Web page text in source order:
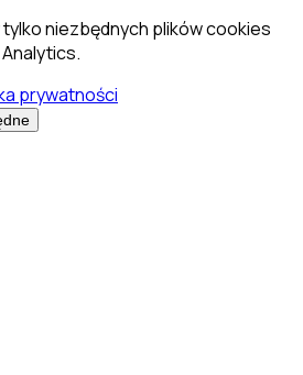
niezbędnych plików cookies
prywatności